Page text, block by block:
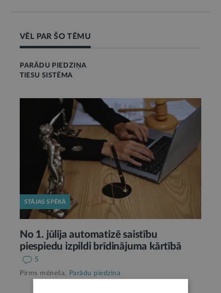
VĒL PAR ŠO TĒMU
PARĀDU PIEDZIŅA
TIESU SISTĒMA
STĀJAS SPĒKĀ
No 1. jūlija automatizē saistību
piespiedu izpildi brīdinājuma kārtībā
5
Pirms mēneša, Parādu piedziņa